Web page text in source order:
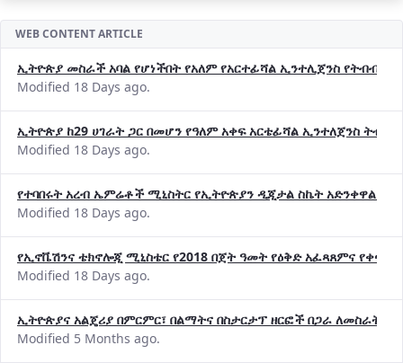
WEB CONTENT ARTICLE
ኢትዮጵያ መስራች አባል የሆነችበት የአለም የአርተፊሻል ኢንተሊጀንስ የትብብር
Modified 18 Days ago.
ኢትዮጵያ ከ29 ሀገራት ጋር በመሆን የዓለም አቀፍ አርቴፊሻል ኢንተለጀንስ
Modified 18 Days ago.
የተባበሩት አረብ ኤምሬቶች ሚኒስትር የኢትዮጵያን ዲጂታል ስኬት አድንቀዋል
Modified 18 Days ago.
የኢኖቬሽንና ቴክኖሎጂ ሚኒስቴር የ2018 በጀት ዓመት የዕቅድ አፈጻጸምና
Modified 18 Days ago.
ኢትዮጵያና አልጄሪያ በምርምር፣ በልማትና በስታርታፕ ዘርፎች በጋራ ለመስራት
Modified 5 Months ago.